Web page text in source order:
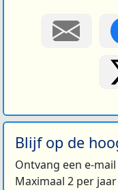
Blijf op de
Ontvang een e-
Maximaal 2 per